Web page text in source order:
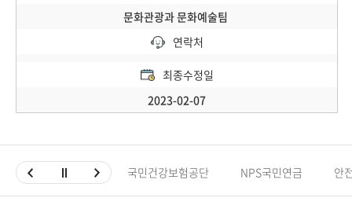
문화관광과 문화예술팀
연락처
최종수정일
2023-02-07
국민건강보험공단 NPS국민연금 안